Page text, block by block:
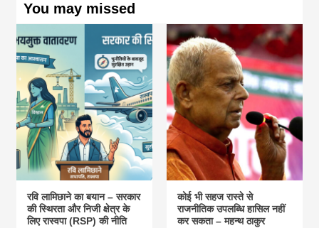
You may missed
रवि लामिछाने का बयान – सरकार
की स्थिरता और निजी क्षेत्र के
लिए रास्वपा (RSP) की नीति
कोई भी सहज रास्ते से
राजनीतिक उपलब्धि हासिल नहीं
कर सकता – महन्थ ठाकुर